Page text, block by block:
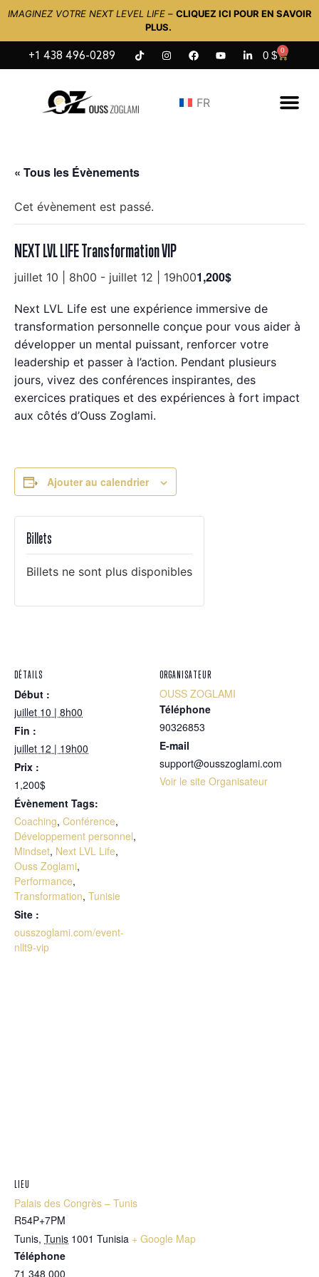
IMAGINEZ VOTRE NEXT LEVEL LIFE – CLIQUEZ ICI POUR EN SAVOIR
PLUS.
+1 438 496-0289 0 $ 0
FR
« Tous les Évènements
Cet évènement est passé.
NEXT LVL LIFE Transformation VIP
juillet 10 | 8h00 - juillet 12 | 19h001,200$
Next LVL Life est une expérience immersive de
transformation personnelle conçue pour vous aider à
développer un mental puissant, renforcer votre
leadership et passer à l’action. Pendant plusieurs
jours, vivez des conférences inspirantes, des
exercices pratiques et des expériences à fort impact
aux côtés d’Ouss Zoglami.
Ajouter au calendrier
DÉTAILS
Début :
juillet 10 | 8h00
Fin :
juillet 12 | 19h00
Prix :
1,200$
Évènement Tags:
Coaching, Conférence,
Développement personnel,
Mindset, Next LVL Life,
Ouss Zoglami,
Performance,
Transformation, Tunisie
Site :
ousszoglami.com/event-
nllt9-vip
ORGANISATEUR
OUSS ZOGLAMI
Téléphone
90326853
E-mail
support@ousszoglami.com
Voir le site Organisateur
LIEU
Palais des Congrès – Tunis
R54P+7PM
Tunis, Tunis 1001 Tunisia + Google Map
Téléphone
71 348 000
Billets
Billets ne sont plus disponibles